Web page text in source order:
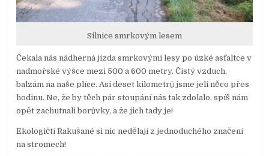
Silnice smrkovým lesem
Čekala nás nádherná jízda smrkovými lesy po úzké asfaltce v
nadmořské výšce mezi 500 a 600 metry. Čistý vzduch,
balzám na naše plíce. Asi deset kilometrů jsme jeli něco přes
hodinu. Ne, že by těch pár stoupání nás tak zdolalo, spíš nám
opět zachutnali borůvky, a že jich tady je!
Ekologičtí Rakušané si nic nedělají z jednoduchého značení
na stromech!